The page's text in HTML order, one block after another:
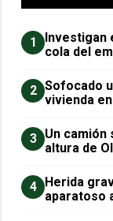
1
Investigan
cola del
2 Sofocado
vivienda
3 Un camión
altura de
4 Herida
aparatoso